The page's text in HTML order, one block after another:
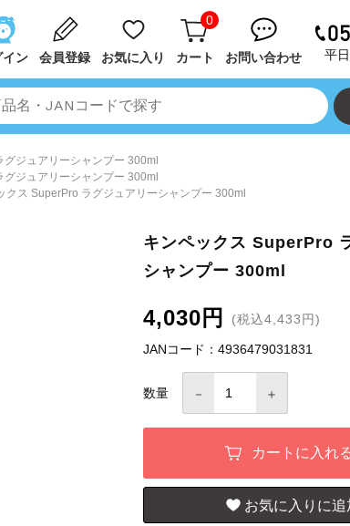
イン 会員登録 お気に入り
0
カート お問い合わせ 平
ジュアリーシャンプー 300ml
ジュアリーシャンプー 300ml
クス SuperPro ラグジュアリーシャンプー 300ml
キンペックス SuperPro
シャンプー 300ml
4,030円 (税込4,433円)
JANコード：4936479031831
数量